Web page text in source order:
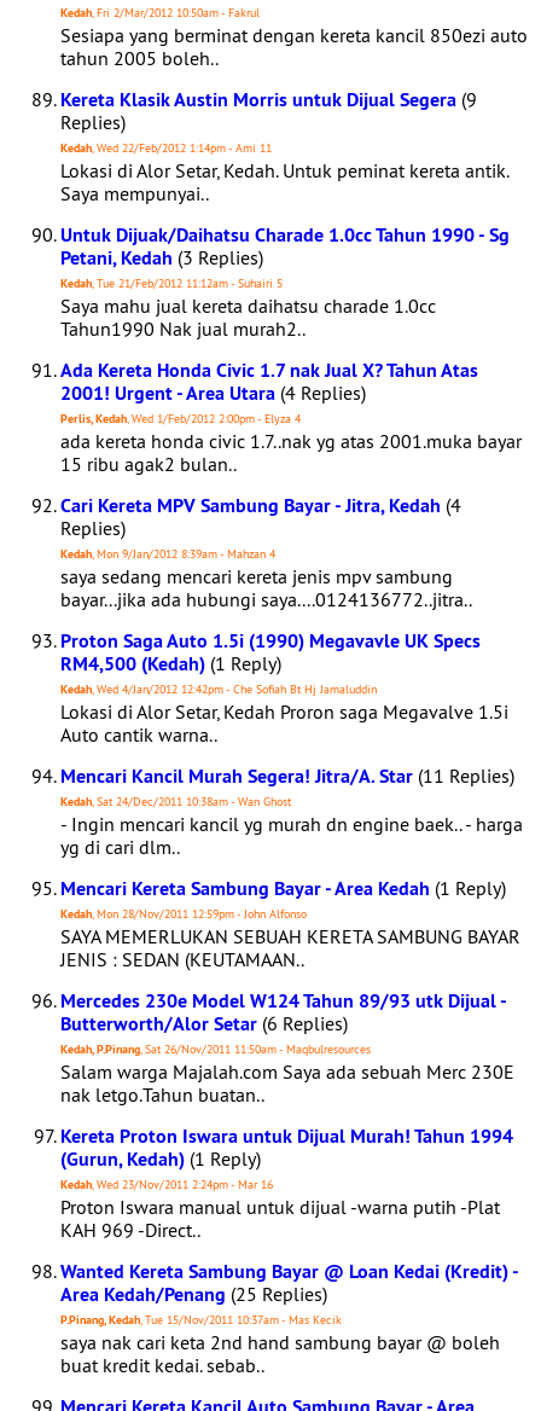
Kedah, Fri 2/Mar/2012 10:50am - Fakrul
Sesiapa yang berminat dengan kereta kancil 850ezi auto
tahun 2005 boleh..
Kereta Klasik Austin Morris untuk Dijual Segera (9
Replies)
Kedah, Wed 22/Feb/2012 1:14pm - Ami 11
Lokasi di Alor Setar, Kedah. Untuk peminat kereta antik.
Saya mempunyai..
Untuk Dijuak/Daihatsu Charade 1.0cc Tahun 1990 - Sg
Petani, Kedah (3 Replies)
Kedah, Tue 21/Feb/2012 11:12am - Suhairi 5
Saya mahu jual kereta daihatsu charade 1.0cc
Tahun1990 Nak jual murah2..
Ada Kereta Honda Civic 1.7 nak Jual X? Tahun Atas
2001! Urgent - Area Utara (4 Replies)
Perlis, Kedah, Wed 1/Feb/2012 2:00pm - Elyza 4
ada kereta honda civic 1.7..nak yg atas 2001.muka bayar
15 ribu agak2 bulan..
Cari Kereta MPV Sambung Bayar - Jitra, Kedah (4
Replies)
Kedah, Mon 9/Jan/2012 8:39am - Mahzan 4
saya sedang mencari kereta jenis mpv sambung
bayar...jika ada hubungi saya....0124136772..jitra..
Proton Saga Auto 1.5i (1990) Megavavle UK Specs
RM4,500 (Kedah) (1 Reply)
Kedah, Wed 4/Jan/2012 12:42pm - Che Sofiah Bt Hj Jamaluddin
Lokasi di Alor Setar, Kedah Proron saga Megavalve 1.5i
Auto cantik warna..
Mencari Kancil Murah Segera! Jitra/A. Star (11 Replies)
Kedah, Sat 24/Dec/2011 10:38am - Wan Ghost
- Ingin mencari kancil yg murah dn engine baek.. - harga
yg di cari dlm..
Mencari Kereta Sambung Bayar - Area Kedah (1 Reply)
Kedah, Mon 28/Nov/2011 12:59pm - John Alfonso
SAYA MEMERLUKAN SEBUAH KERETA SAMBUNG BAYAR
JENIS : SEDAN (KEUTAMAAN..
Mercedes 230e Model W124 Tahun 89/93 utk Dijual -
Butterworth/Alor Setar (6 Replies)
Kedah, P.Pinang, Sat 26/Nov/2011 11:50am - Maqbulresources
Salam warga Majalah.com Saya ada sebuah Merc 230E
nak letgo.Tahun buatan..
Kereta Proton Iswara untuk Dijual Murah! Tahun 1994
(Gurun, Kedah) (1 Reply)
Kedah, Wed 23/Nov/2011 2:24pm - Mar 16
Proton Iswara manual untuk dijual -warna putih -Plat
KAH 969 -Direct..
Wanted Kereta Sambung Bayar @ Loan Kedai (Kredit) -
Area Kedah/Penang (25 Replies)
P.Pinang, Kedah, Tue 15/Nov/2011 10:37am - Mas Kecik
saya nak cari keta 2nd hand sambung bayar @ boleh
buat kredit kedai. sebab..